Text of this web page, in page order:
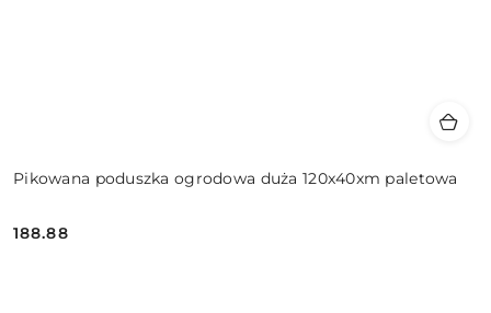
Pikowana poduszka ogrodowa duża 120x40xm paletowa
Cena:
188.88